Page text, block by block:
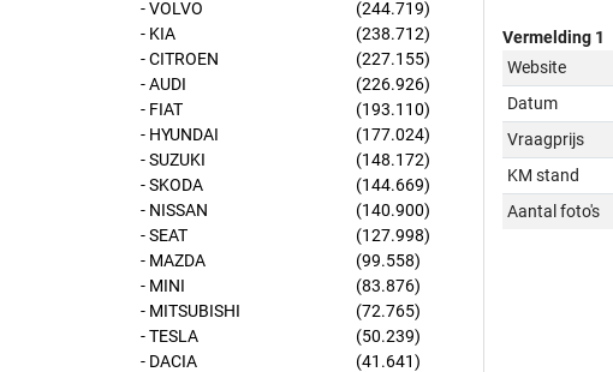
- VOLVO
(244.719)
- KIA
(238.712)
- CITROEN
(227.155)
- AUDI
(226.926)
- FIAT
(193.110)
- HYUNDAI
(177.024)
- SUZUKI
(148.172)
- SKODA
(144.669)
- NISSAN
(140.900)
- SEAT
(127.998)
- MAZDA
(99.558)
- MINI
(83.876)
- MITSUBISHI
(72.765)
- TESLA
(50.239)
- DACIA
(41.641)
Vermelding 1
Website
Datum
Vraagprijs
KM stand
Aantal foto's